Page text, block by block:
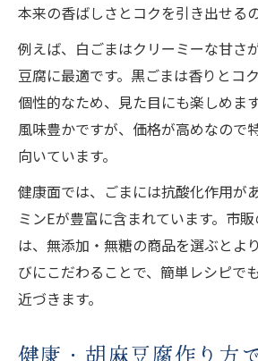
本来の香ばしさとコクを引き出せる
例えば、白ごまはクリーミーな甘さ
豆腐に最適です。黒ごまは香りとコ
個性的なため、見た目にも楽しめま
風味豊かですが、価格が高めなので
向いています。
健康面では、ごまには抗酸化作用が
ミンEが豊富に含まれています。市
は、無添加・無糖の商品を選ぶとよ
びにこだわることで、簡単レシピで
近づきます。
健康・胡麻豆腐作り方